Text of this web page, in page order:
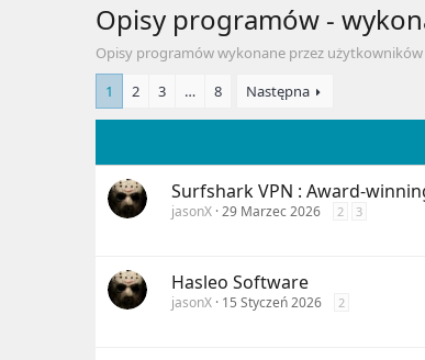
Opisy programów -
Opisy programów wykonane przez
1
2 3 … 8 Następna
Surfshark VPN : Award-
jasonX 29 Marzec 2026 2 3
Hasleo Software
jasonX 15 Styczeń 2026 2